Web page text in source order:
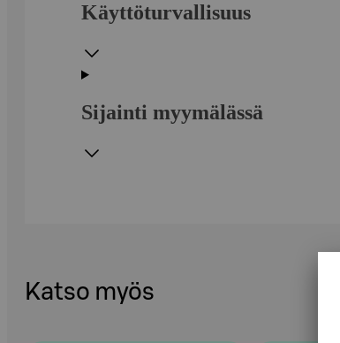
Käyttöturvallisuus
Sijainti myymälässä
Katso myös